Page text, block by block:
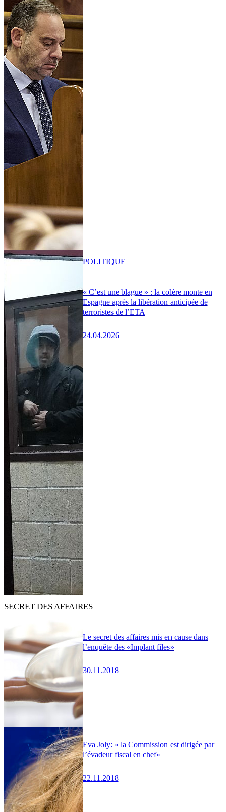
« C’est une blague » : la colère monte en
Espagne après la libération anticipée de
terroristes de l’ETA
24.04.2026
POLITIQUE
SECRET DES AFFAIRES
Le secret des affaires mis en cause dans
l’enquête des «Implant files»
30.11.2018
Eva Joly: « la Commission est dirigée par
l’évadeur fiscal en chef»
22.11.2018